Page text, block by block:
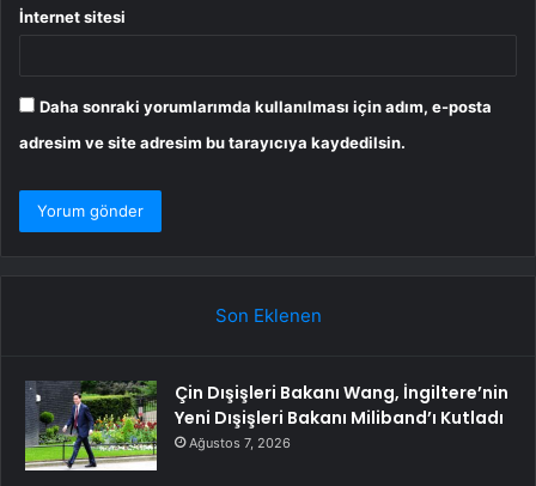
İnternet sitesi
Daha sonraki yorumlarımda kullanılması için adım, e-posta
adresim ve site adresim bu tarayıcıya kaydedilsin.
Son Eklenen
Çin Dışişleri Bakanı Wang, İngiltere’nin
Yeni Dışişleri Bakanı Miliband’ı Kutladı
Ağustos 7, 2026